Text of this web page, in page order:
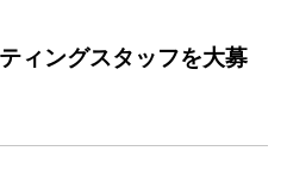
ィングスタッフを大募